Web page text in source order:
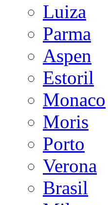
Luiza
Parma
Aspen
Estoril
Monaco
Moris
Porto
Verona
Brasil